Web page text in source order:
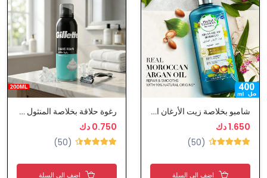
شامبو بخلاصة زيت الأرغان المغربي من هيربال ايسنس
1.650 دك
(50)
اضف الى السلة
رغوة حلاقة بخلاصة المنثول - جيليت
0.750 دك
(50)
اضف الى السلة